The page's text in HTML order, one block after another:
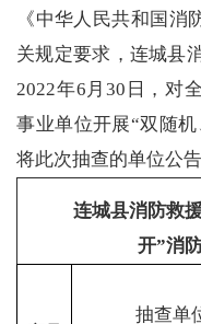
《中华人民共和国消
关规定要求，连城县
2022年6月30日，对
事业单位开展“双随
将此次抽查的单位公告
连城县消防救
开”消
抽查单